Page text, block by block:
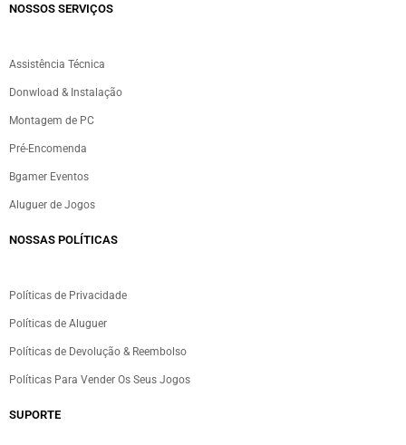
NOSSOS SERVIÇOS​
Assistência Técnica
Donwload & Instalação
Montagem de PC
Pré-Encomenda
Bgamer Eventos
Aluguer de Jogos
NOSSAS POLÍTICAS
Políticas de Privacidade
Políticas de Aluguer
Políticas de Devolução & Reembolso
Políticas Para Vender Os Seus Jogos
SUPORTE